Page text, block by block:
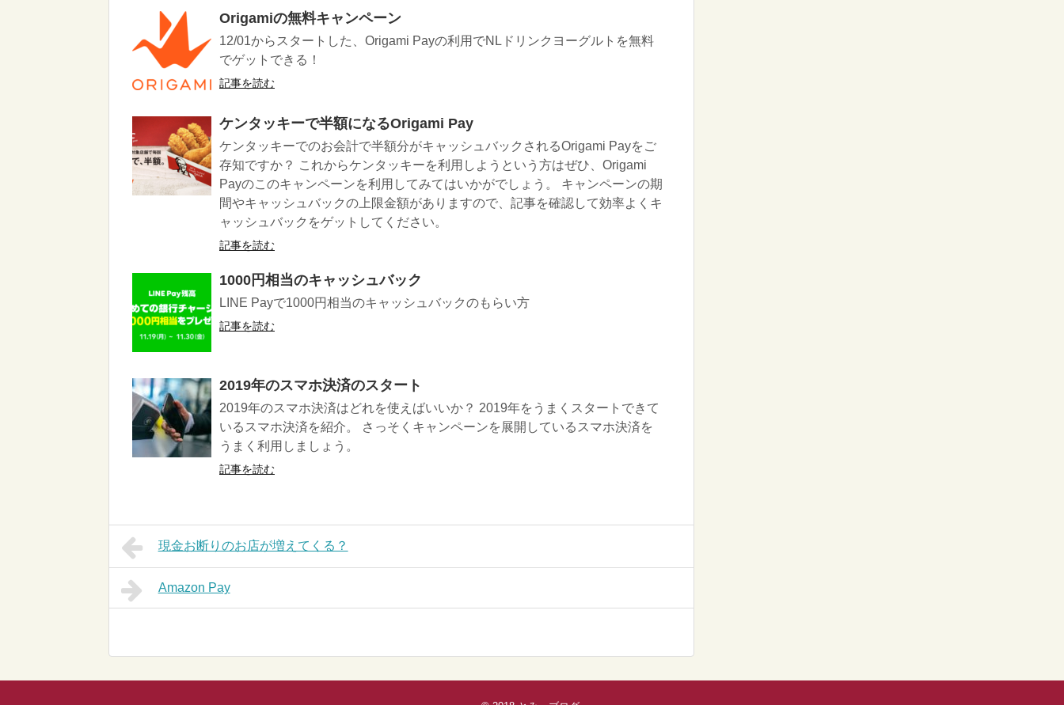
Origamiの無料キャンペーン
12/01からスタートした、Origami Payの利用でNLドリンクヨーグルトを無料
でゲットできる！
記事を読む
ケンタッキーで半額になるOrigami Pay
ケンタッキーでのお会計で半額分がキャッシュバックされるOrigami Payをご
存知ですか？ これからケンタッキーを利用しようという方はぜひ、Origami
Payのこのキャンペーンを利用してみてはいかがでしょう。 キャンペーンの期
間やキャッシュバックの上限金額がありますので、記事を確認して効率よくキ
ャッシュバックをゲットしてください。
記事を読む
1000円相当のキャッシュバック
LINE Payで1000円相当のキャッシュバックのもらい方
記事を読む
2019年のスマホ決済のスタート
2019年のスマホ決済はどれを使えばいいか？ 2019年をうまくスタートできて
いるスマホ決済を紹介。 さっそくキャンペーンを展開しているスマホ決済を
うまく利用しましょう。
記事を読む
現金お断りのお店が増えてくる？
Amazon Pay